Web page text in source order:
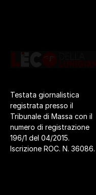
Testata giornalistica
registrata presso il
Tribunale di Massa con il
numero di registrazione
196/1 del 04/2015.
Iscrizione ROC. N. 36086.